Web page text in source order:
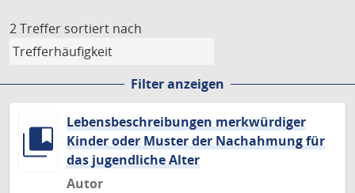
2 Treffer sortiert nach
Filter anzeigen
Lebensbeschreibungen merkwürdiger
Kinder oder Muster der Nachahmung für
das jugendliche Alter
Autor